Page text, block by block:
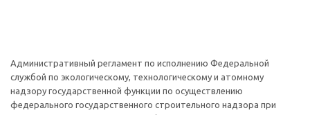
Административный регламент по исполнению Федеральной
службой по экологическому, технологическому и атомному
надзору государственной функции по осуществлению
федерального государственного строительного надзора при